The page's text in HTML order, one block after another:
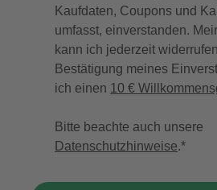
Kaufdaten, Coupons und
umfasst, einverstanden.
kann ich jederzeit
Bestätigung meines
ich einen 10 €
Bitte beachte auch unsere
Datenschutzhinweise.